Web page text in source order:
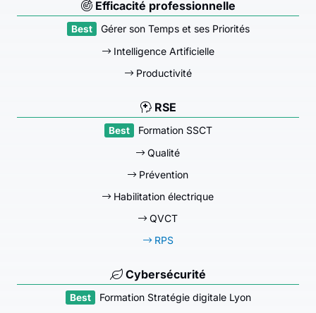
Efficacité professionnelle
Gérer son Temps et ses Priorités
Intelligence Artificielle
Productivité
RSE
Formation SSCT
Qualité
Prévention
Habilitation électrique
QVCT
RPS
Cybersécurité
Formation Stratégie digitale Lyon